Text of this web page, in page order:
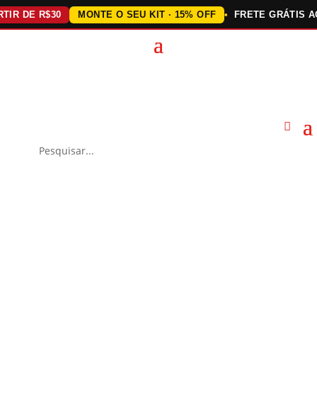
R$30 MONTE O SEU KIT · 15% OFF FRETE GRÁTIS